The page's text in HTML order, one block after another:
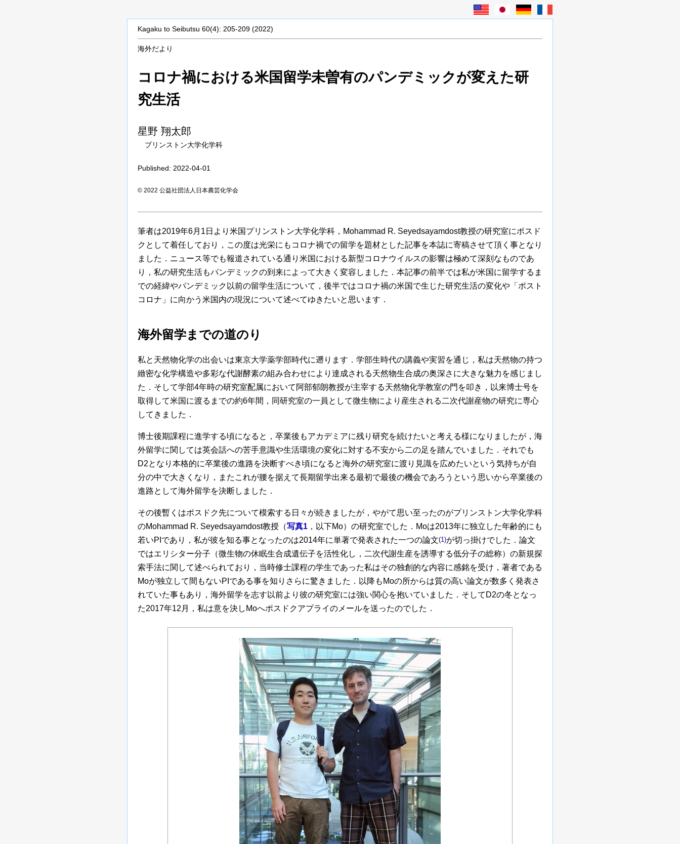
Kagaku to Seibutsu 60(4): 205-209 (2022)
海外だより
コロナ禍における米国留学未曽有のパンデミックが変えた研
究生活
星野 翔太郎
プリンストン大学化学科
Published: 2022-04-01
© 2022 公益社団法人日本農芸化学会
筆者は2019年6月1日より米国プリンストン大学化学科，Mohammad R. Seyedsayamdost教授の研究室にポスド
クとして着任しており，この度は光栄にもコロナ禍での留学を題材とした記事を本誌に寄稿させて頂く事となり
ました．ニュース等でも報道されている通り米国における新型コロナウイルスの影響は極めて深刻なものであ
り，私の研究生活もパンデミックの到来によって大きく変容しました．本記事の前半では私が米国に留学するま
での経緯やパンデミック以前の留学生活について，後半ではコロナ禍の米国で生じた研究生活の変化や「ポスト
コロナ」に向かう米国内の現況について述べてゆきたいと思います．
海外留学までの道のり
私と天然物化学の出会いは東京大学薬学部時代に遡ります．学部生時代の講義や実習を通じ，私は天然物の持つ
緻密な化学構造や多彩な代謝酵素の組み合わせにより達成される天然物生合成の奥深さに大きな魅力を感じまし
た．そして学部4年時の研究室配属において阿部郁朗教授が主宰する天然物化学教室の門を叩き，以来博士号を
取得して米国に渡るまでの約6年間，同研究室の一員として微生物により産生される二次代謝産物の研究に専心
してきました．
博士後期課程に進学する頃になると，卒業後もアカデミアに残り研究を続けたいと考える様になりましたが，海
外留学に関しては英会話への苦手意識や生活環境の変化に対する不安から二の足を踏んでいました．それでも
D2となり本格的に卒業後の進路を決断すべき頃になると海外の研究室に渡り見識を広めたいという気持ちが自
分の中で大きくなり，またこれが腰を据えて長期留学出来る最初で最後の機会であろうという思いから卒業後の
進路として海外留学を決断しました．
その後暫くはポスドク先について模索する日々が続きましたが，やがて思い至ったのがプリンストン大学化学科
のMohammad R. Seyedsayamdost教授（写真1 ，以下Mo）の研究室でした．Moは2013年に独立した年齢的にも
若いPIであり，私が彼を知る事となったのは2014年に単著で発表された一つの論文(1)が切っ掛けでした．論文
ではエリシター分子（微生物の休眠生合成遺伝子を活性化し，二次代謝生産を誘導する低分子の総称）の新規探
索手法に関して述べられており，当時修士課程の学生であった私はその独創的な内容に感銘を受け，著者である
Moが独立して間もないPIである事を知りさらに驚きました．以降もMoの所からは質の高い論文が数多く発表さ
れていた事もあり，海外留学を志す以前より彼の研究室には強い関心を抱いていました．そしてD2の冬となっ
た2017年12月，私は意を決しMoへポスドクアプライのメールを送ったのでした．